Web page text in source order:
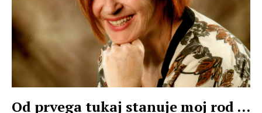
Od prvega tukaj stanuje moj rod …